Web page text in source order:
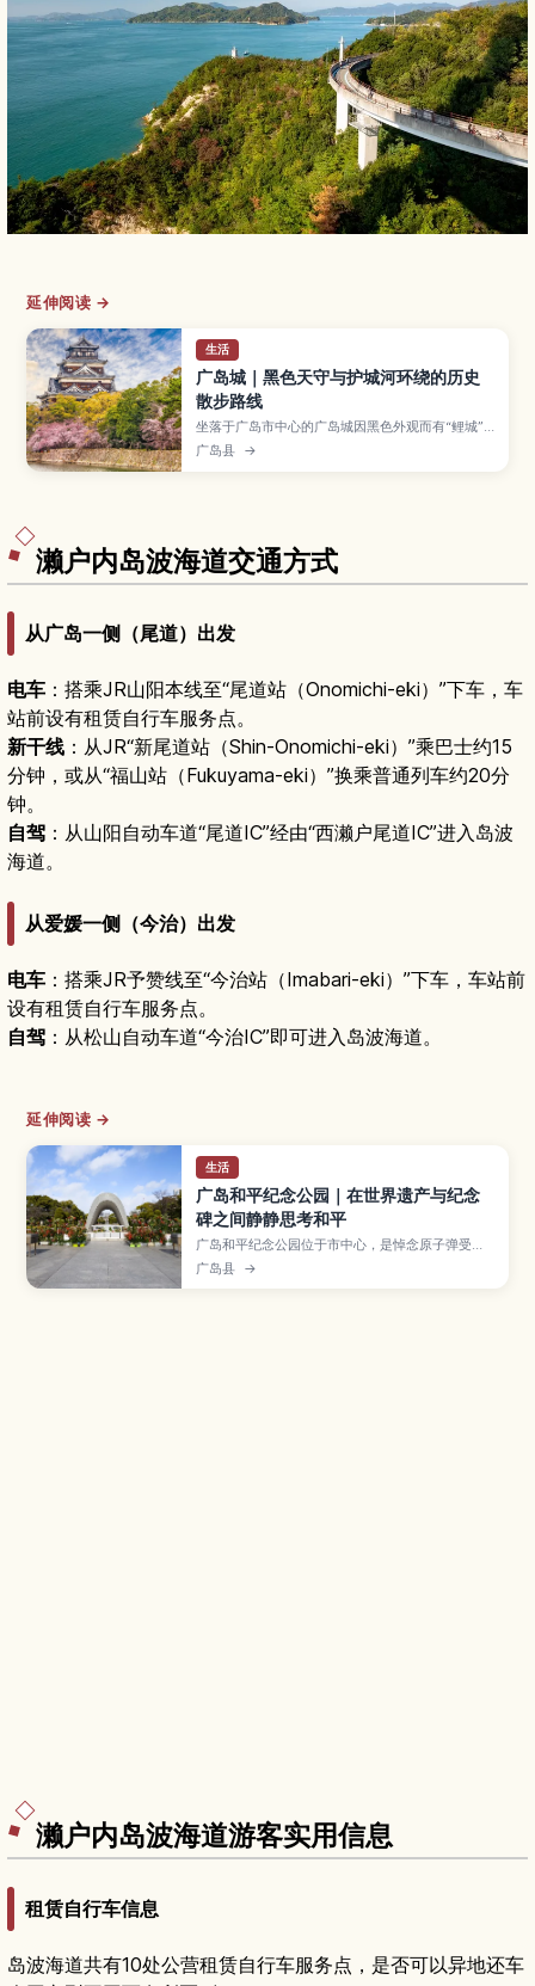
延伸阅读 →
生活
广岛城｜黑色天守与护城河环绕的历史
散步路线
坐落于广岛市中心的广岛城因黑色外观而有“鲤城”
之称，重建的天守内部设有博物馆，可深入了解广
岛的城下町与战国武士文化。本文介绍天守、护城
考。
广岛县 →
濑户内岛波海道交通方式
从广岛一侧（尾道）出发
电车 ：搭乘JR山阳本线至“尾道站（Onomichi-eki）”下车，车
站前设有租赁自行车服务点。
新干线 ：从JR“新尾道站（Shin-Onomichi-eki）”乘巴士约15
分钟，或从“福山站（Fukuyama-eki）”换乘普通列车约20分
钟。
自驾 ：从山阳自动车道“尾道IC”经由“西濑户尾道IC”进入岛波
海道。
从爱媛一侧（今治）出发
电车 ：搭乘JR予赞线至“今治站（Imabari-eki）”下车，车站前
设有租赁自行车服务点。
自驾 ：从松山自动车道“今治IC”即可进入岛波海道。
延伸阅读 →
生活
广岛和平纪念公园｜在世界遗产与纪念
碑之间静静思考和平
广岛和平纪念公园位于市中心，是悼念原子弹受难
者与祈愿世界和平的重要象征。文章介绍原爆圆顶
馆、和平纪念资料馆、和平之火、慰灵碑与儿童和
广岛县 →
濑户内岛波海道游客实用信息
租赁自行车信息
岛波海道共有10处公营租赁自行车服务点，是否可以异地还车